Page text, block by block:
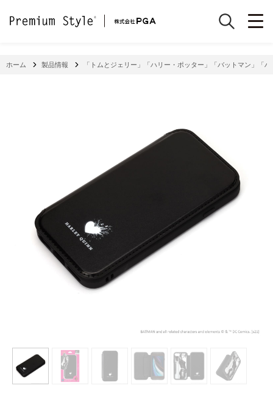
ホーム 製品情報 「トムとジェリー」「ハリー・ポッター」「バットマン」「